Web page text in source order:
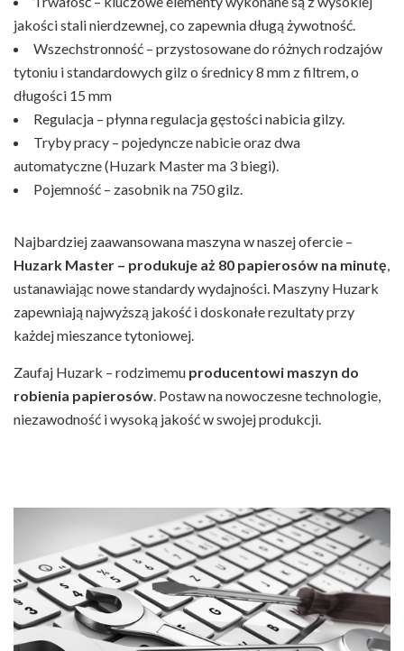
jakości stali nierdzewnej, co zapewnia długą żywotność.
Wszechstronność – przystosowane do różnych rodzajów
tytoniu i standardowych gilz o średnicy 8 mm z filtrem, o
długości 15 mm
Regulacja – płynna regulacja gęstości nabicia gilzy.
Tryby pracy – pojedyncze nabicie oraz dwa
automatyczne (Huzark Master ma 3 biegi).
Pojemność – zasobnik na 750 gilz.
Najbardziej zaawansowana maszyna w naszej ofercie –
Huzark Master – produkuje aż 80 papierosów na minutę,
ustanawiając nowe standardy wydajności. Maszyny Huzark
zapewniają najwyższą jakość i doskonałe rezultaty przy
każdej mieszance tytoniowej.
Zaufaj Huzark – rodzimemu producentowi maszyn do
robienia papierosów. Postaw na nowoczesne technologie,
niezawodność i wysoką jakość w swojej produkcji.